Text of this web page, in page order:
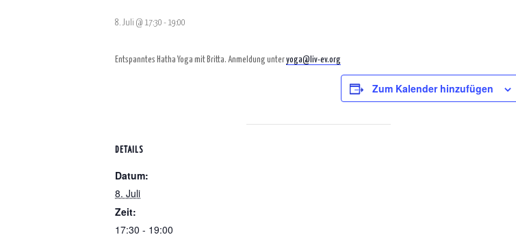
8. Juli @ 17:30 - 19:00
Entspanntes Hatha Yoga mit Britta. Anmeldung unteryoga@liv-ev.org
Zum Kalender hinzufügen
DETAILS
Datum:
8. Juli
Zeit:
17:30 - 19:00